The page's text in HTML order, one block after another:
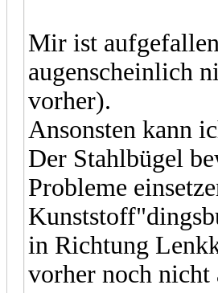
Mir ist
augenscheinlich
vorher).
Ansonsten kann
Der Stahlbügel
Probleme
in Richtung
vorher noch nicht